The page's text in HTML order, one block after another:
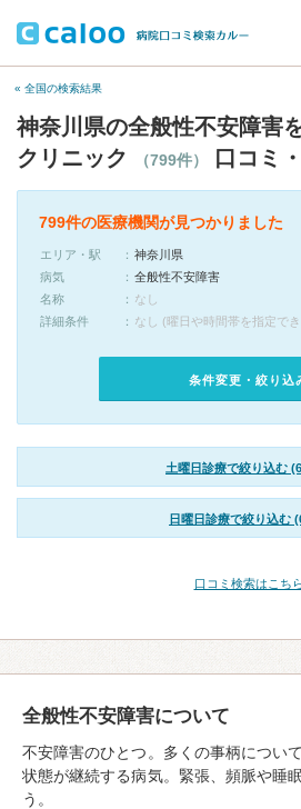
« 全国の検索結果
神奈川県の全般性不安障害
クリニック
（799件） 口コミ
799件の医療機関が見つかりました
エリア・駅
神奈川県
病気
全般性不安障害
名称
なし
詳細条件
なし (曜日や時間帯を指定で
条件変更・絞り込
土曜日診療で絞り込む
日曜日診療で絞り込む
口コミ検索はこち
全般性不安障害について
不安障害のひとつ。多くの事柄につい
状態が継続する病気。緊張、頻脈や睡
う。